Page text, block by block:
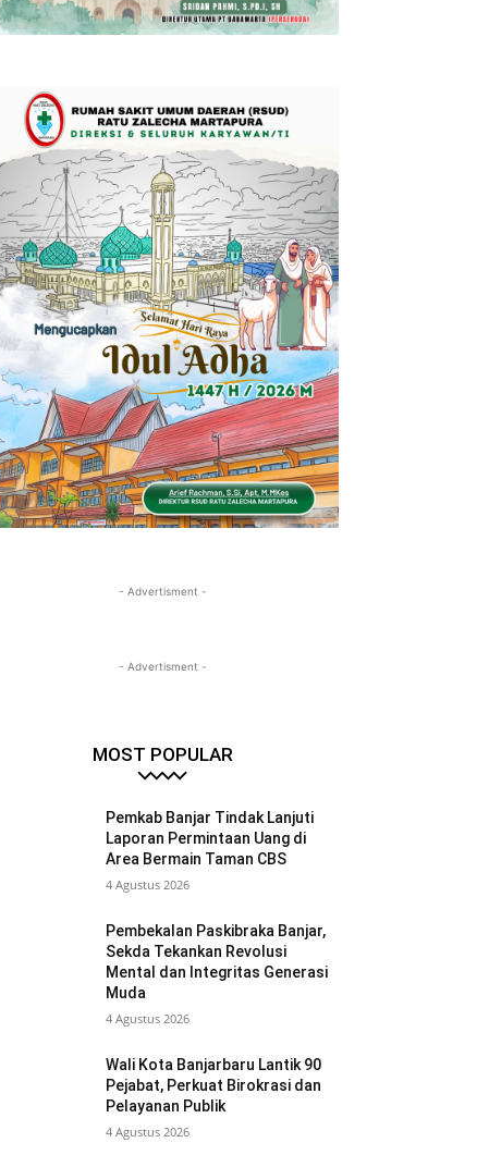
- Advertisment -
- Advertisment -
MOST POPULAR
Pemkab Banjar Tindak Lanjuti
Laporan Permintaan Uang di
Area Bermain Taman CBS
4 Agustus 2026
Pembekalan Paskibraka Banjar,
Sekda Tekankan Revolusi
Mental dan Integritas Generasi
Muda
4 Agustus 2026
Wali Kota Banjarbaru Lantik 90
Pejabat, Perkuat Birokrasi dan
Pelayanan Publik
4 Agustus 2026